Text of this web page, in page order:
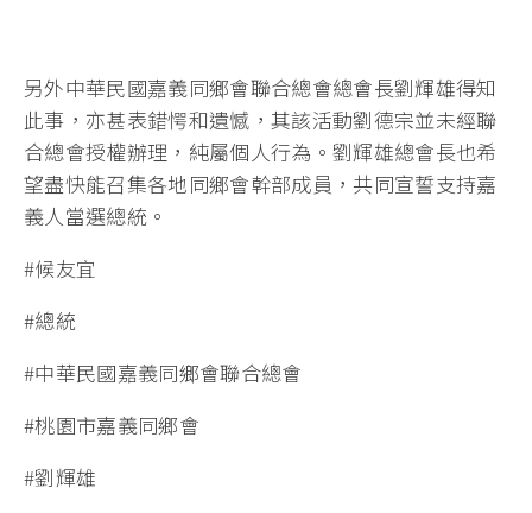
另外中華民國嘉義同鄉會聯合總會總會長劉輝雄得知
此事，亦甚表錯愕和遺憾，其該活動劉德宗並未經聯
合總會授權辦理，純屬個人行為。劉輝雄總會長也希
望盡快能召集各地同鄉會幹部成員，共同宣誓支持嘉
義人當選總統。
#候友宜
#總統
#中華民國嘉義同鄉會聯合總會
#桃園市嘉義同鄉會
#劉輝雄